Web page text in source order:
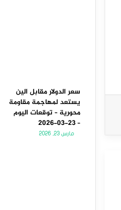
سعر الدولار مقابل الين
يستعد لمهاجمة مقاومة
محورية – توقعات اليوم
– 23-03-2026
مارس 23, 2026